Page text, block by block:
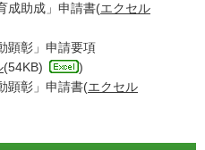
成助成」申請書(エクセル
顕彰」申請要項
(54KB)
)
顕彰」申請書(エクセル